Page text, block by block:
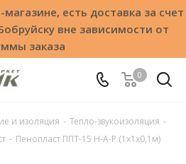
есть доставка за счет
вне зависимости от
заказа
0
и изоляция - Тепло-звукоизоляция -
- Пенопласт ППТ-15 Н-А-Р (1x1x0,1м)